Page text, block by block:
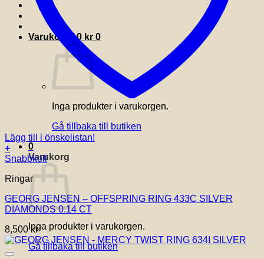
Varukorg /0 kr 0
Inga produkter i varukorgen.
Gå tillbaka till butiken
0
Varukorg
Inga produkter i varukorgen.
Gå tillbaka till butiken
Lägg till i önskelistan!
+
Den
produkten
flera
varianter.
olika
alternativen
kan
Snabbkoll
Ringar
GEORG JENSEN – OFFSPRING RING 433C SILVER
DIAMONDS 0.14 CT
8,500kr